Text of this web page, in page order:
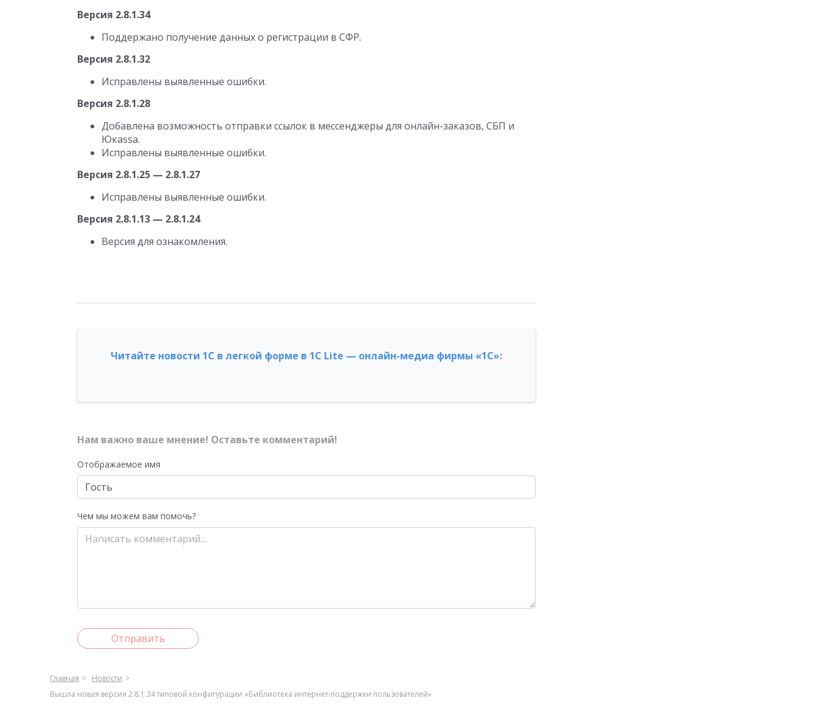
Версия 2.8.1.34
Поддержано получение данных о регистрации в СФР.
Версия 2.8.1.32
Исправлены выявленные ошибки.
Версия 2.8.1.28
Добавлена возможность отправки ссылок в мессенджеры для онлайн-заказов, СБП и
Юкаssa.
Исправлены выявленные ошибки.
Версия 2.8.1.25 — 2.8.1.27
Исправлены выявленные ошибки.
Версия 2.8.1.13 — 2.8.1.24
Версия для ознакомления.
Читайте новости 1С в легкой форме в 1С Lite — онлайн-медиа фирмы «1С»:
Нам важно ваше мнение! Оставьте комментарий!
Отображаемое имя
Чем мы можем вам помочь?
Отправить
Главная
Новости
Вышла новая версия 2.8.1.34 типовой конфигурации «Библиотека интернет-поддержки пользователей»